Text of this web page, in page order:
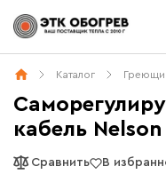
Каталог
кабель Nelson
Сравнить В